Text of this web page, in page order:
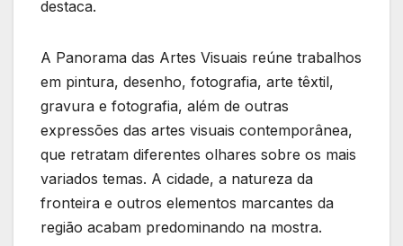
destaca.
A Panorama das Artes Visuais reúne trabalhos
em pintura, desenho, fotografia, arte têxtil,
gravura e fotografia, além de outras
expressões das artes visuais contemporânea,
que retratam diferentes olhares sobre os mais
variados temas. A cidade, a natureza da
fronteira e outros elementos marcantes da
região acabam predominando na mostra.